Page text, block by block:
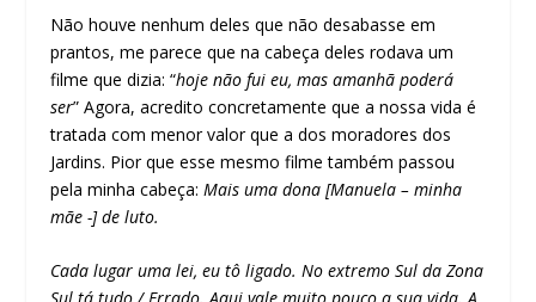
Não houve nenhum deles que não desabasse em
prantos, me parece que na cabeça deles rodava um
filme que dizia: “hoje não fui eu, mas amanhã poderá
ser” Agora, acredito concretamente que a nossa vida é
tratada com menor valor que a dos moradores dos
Jardins. Pior que esse mesmo filme também passou
pela minha cabeça:Mais uma dona [Manuela – minha
mãe -] de luto.
Cada lugar uma lei, eu tô ligado. No extremo Sul da Zona